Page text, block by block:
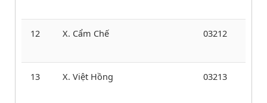
12 X. Cẩm Chế 03212
13 X. Việt Hồng 03213